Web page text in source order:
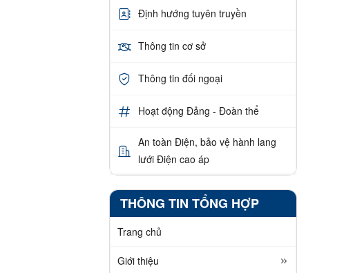
Định hướng tuyên truyền
Thông tin cơ sở
Thông tin đối ngoại
Hoạt động Đảng - Đoàn thể
An toàn Điện, bảo vệ hành lang
lưới Điện cao áp
THÔNG TIN TỔNG HỢP
Trang chủ
Giới thiệu